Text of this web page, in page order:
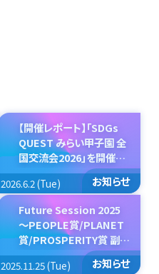
【開催レポート】「SDGs
QUEST みらい甲子園 全
国交流会2026」を開催し
ました！
2026.6.2 (Tue)
お知らせ
Future Session 2025
～PEOPLE賞/PLANET
賞/PROSPERITY賞 副賞
【横断幕】贈呈完了！～
2025.11.25 (Tue)
お知らせ